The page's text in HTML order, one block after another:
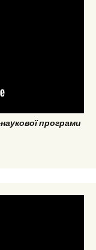
програми